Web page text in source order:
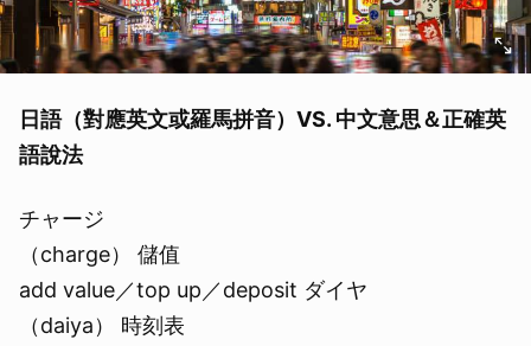
日語（對應英文或羅馬拼音）VS. 中文意思＆正確英
語說法
チャージ
（charge） 儲值
add value／top up／deposit ダイヤ
（daiya） 時刻表